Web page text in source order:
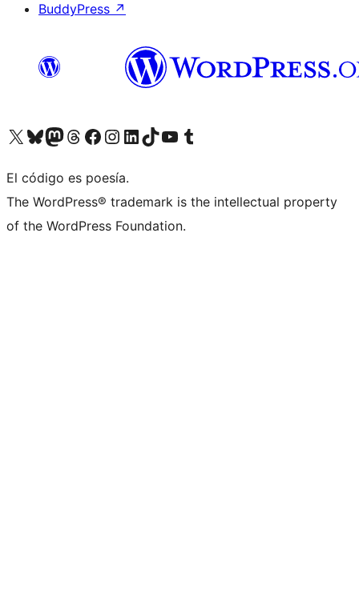
BuddyPress ↗
Visit our X (formerly Twitter) account
Visit our Bluesky account
Visit our Mastodon account
Visit our Threads account
Visita nuestra página de Facebook
Visita nuestra cuenta de Instagram
Visita nuestra cuenta de LinkedIn
Visit our TikTok account
Visita nuestro canal de YouTube
Visit our Tumblr account
El código es poesía.
The WordPress® trademark is the intellectual property
of the WordPress Foundation.